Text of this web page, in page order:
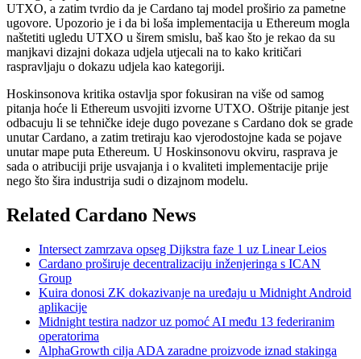
UTXO, a zatim tvrdio da je Cardano taj model proširio za pametne
ugovore. Upozorio je i da bi loša implementacija u Ethereum mogla
naštetiti ugledu UTXO u širem smislu, baš kao što je rekao da su
manjkavi dizajni dokaza udjela utjecali na to kako kritičari
raspravljaju o dokazu udjela kao kategoriji.
Hoskinsonova kritika ostavlja spor fokusiran na više od samog
pitanja hoće li Ethereum usvojiti izvorne UTXO. Oštrije pitanje jest
odbacuju li se tehničke ideje dugo povezane s Cardano dok se grade
unutar Cardano, a zatim tretiraju kao vjerodostojne kada se pojave
unutar mape puta Ethereum. U Hoskinsonovu okviru, rasprava je
sada o atribuciji prije usvajanja i o kvaliteti implementacije prije
nego što šira industrija sudi o dizajnom modelu.
Related Cardano News
Intersect zamrzava opseg Dijkstra faze 1 uz Linear Leios
Cardano proširuje decentralizaciju inženjeringa s ICAN
Group
Kuira donosi ZK dokazivanje na uređaju u Midnight Android
aplikacije
Midnight testira nadzor uz pomoć AI među 13 federiranim
operatorima
AlphaGrowth cilja ADA zaradne proizvode iznad stakinga